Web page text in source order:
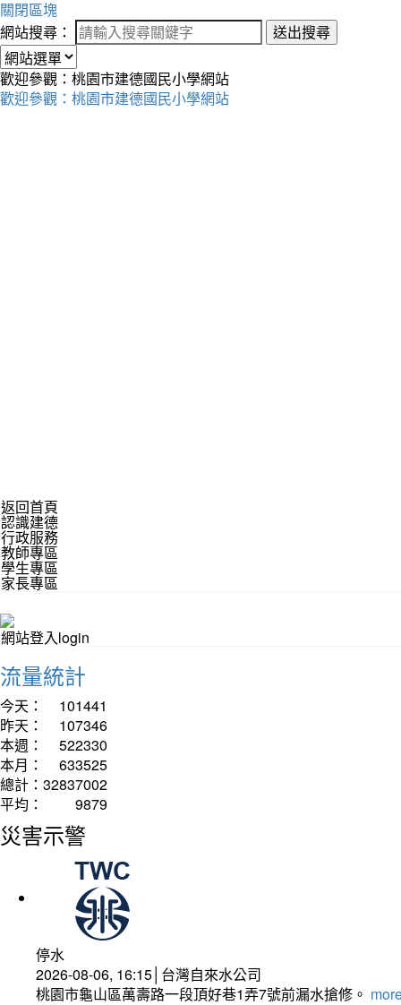
關閉區塊
網站搜尋：
送出搜尋
歡迎參觀：桃園市建德國民小學網站
歡迎參觀：桃園市建德國民小學網站
返回首頁
認識建德
行政服務
教師專區
學生專區
家長專區
網站登入login
流量統計
今天：
101441
昨天：
107346
本週：
522330
本月：
633525
總計： 32837002
平均：
9879
災害示警
停水
2026-08-06, 16:15│台灣自來水公司
桃園市龜山區萬壽路一段頂好巷1弄7號前漏水搶修。